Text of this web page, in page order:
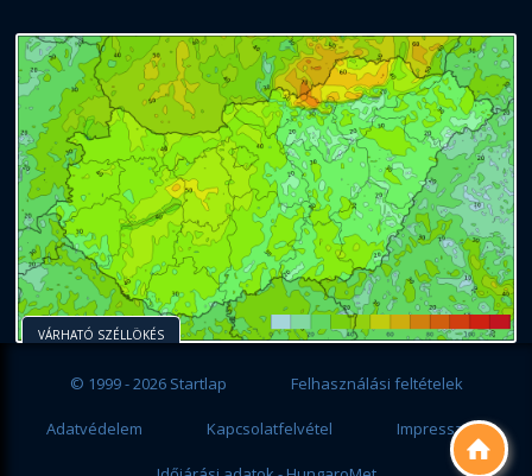

VÁRHATÓ SZÉLLÖKÉS
© 1999 - 2026 Startlap Felhasználási feltételek
Adatvédelem Kapcsolatfelvétel Impresszum